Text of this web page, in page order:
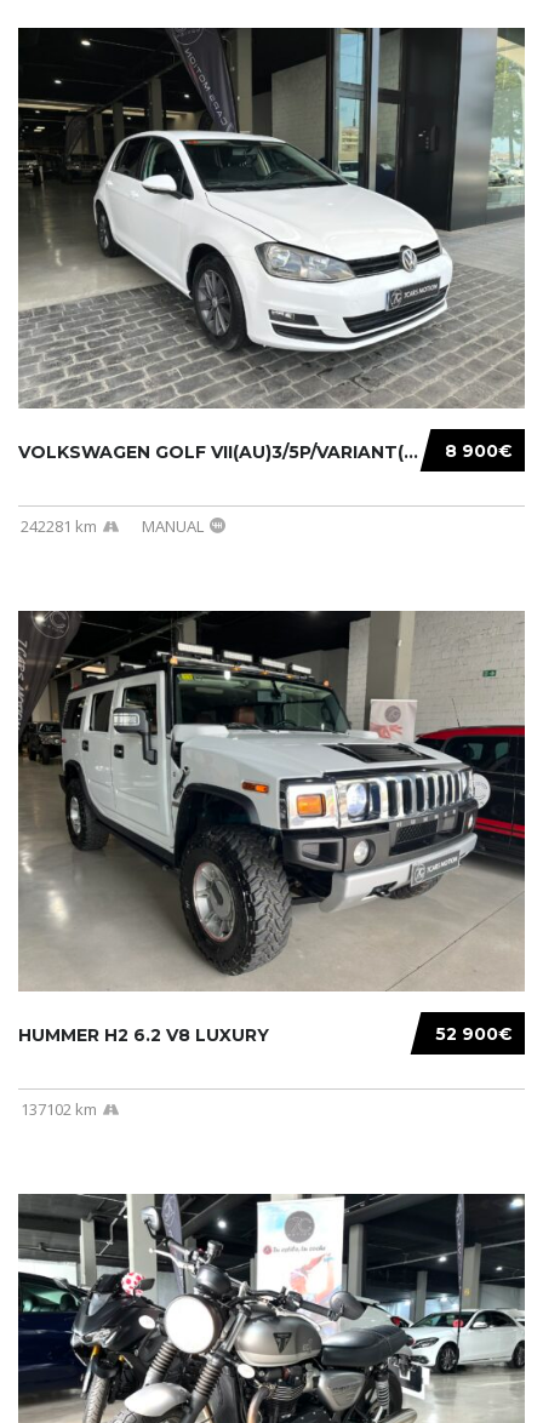
8 900€
VOLKSWAGEN GOLF VII(AU)3/5P/VARIANT(12-16 20...
242281 km MANUAL
52 900€
HUMMER H2 6.2 V8 LUXURY
137102 km